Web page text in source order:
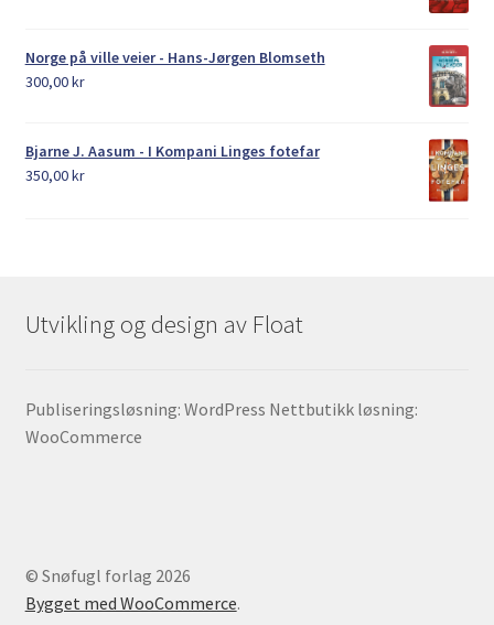
Norge på ville veier - Hans-Jørgen Blomseth
300,00kr
Bjarne J. Aasum - I Kompani Linges fotefar
350,00kr
Utvikling og design av Float
Publiseringsløsning: WordPress Nettbutikk løsning:
WooCommerce
© Snøfugl forlag 2026
Bygget med WooCommerce.